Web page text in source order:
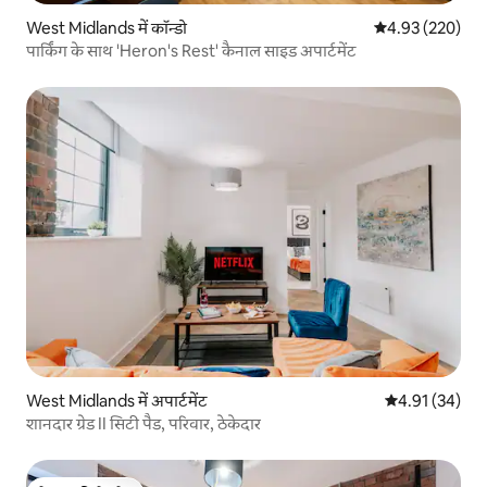
West Midlands में कॉन्डो औसत रेटिंग 5 में से
4.93 (220)
पार्किंग के साथ 'Heron's Rest' कैनाल साइड अपार्टमेंट
West Midlands में अपार्टमेंट औसत रेटिंग 5 में
4.91 (34)
शानदार ग्रेड II सिटी पैड, परिवार, ठेकेदार